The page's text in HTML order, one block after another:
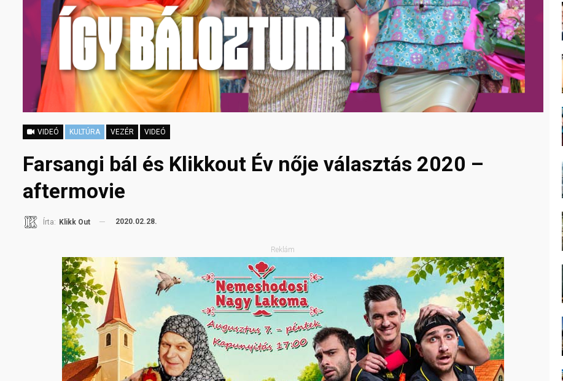
VIDEÓ KULTÚRA VEZÉR VIDEÓ
Farsangi bál és Klikkout Év nője választás 2020 –
aftermovie
Írta: Klikk Out 2020.02.28.
Reklám